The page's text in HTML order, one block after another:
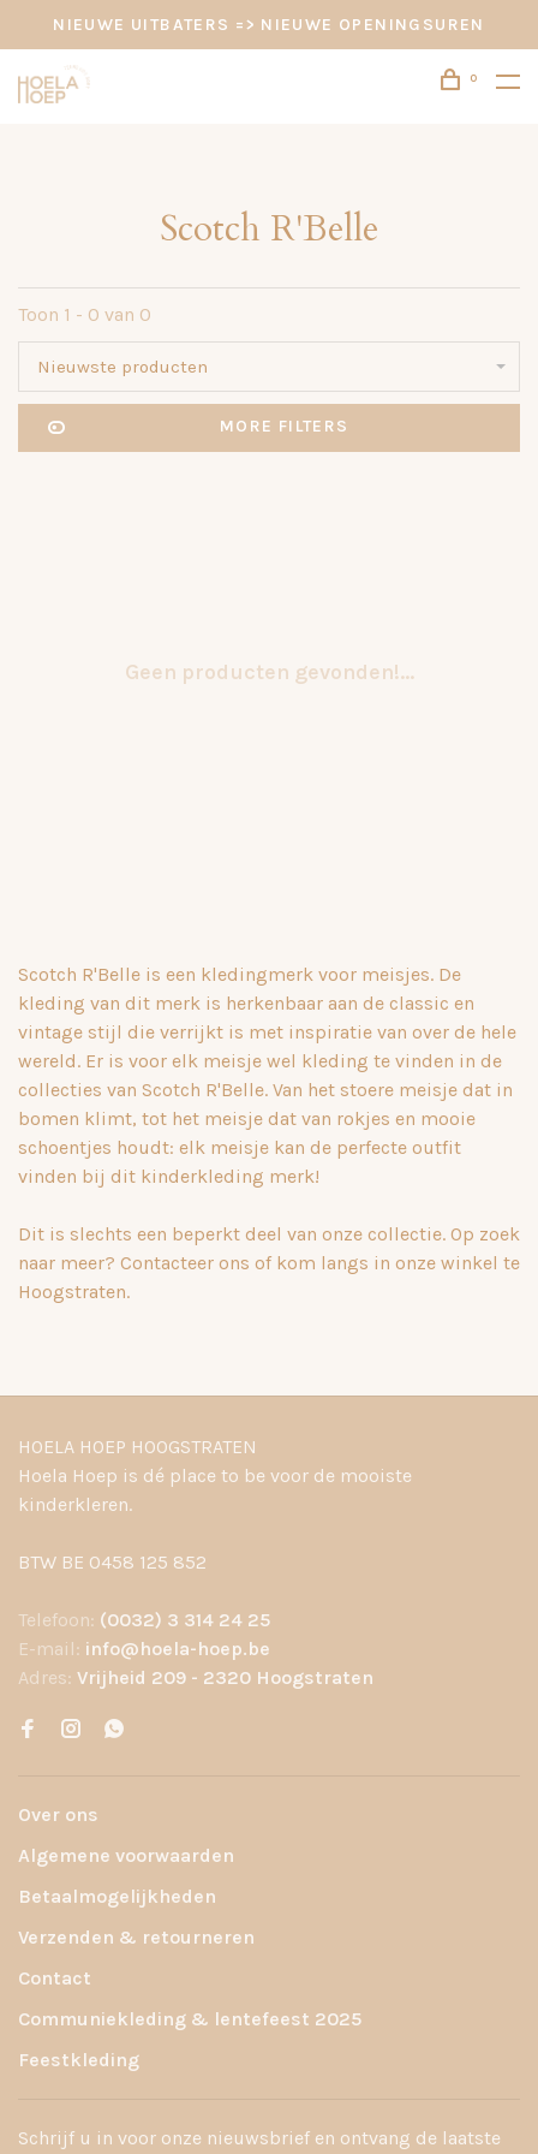
NIEUWE UITBATERS => NIEUWE OPENINGSUREN
0
Scotch R'Belle
Toon 1 - 0 van 0
Nieuwste producten
MORE FILTERS
Geen producten gevonden!...
Scotch R'Belle is een kledingmerk voor meisjes. De
kleding van dit merk is herkenbaar aan de classic en
vintage stijl die verrijkt is met inspiratie van over de hele
wereld. Er is voor elk meisje wel kleding te vinden in de
collecties van Scotch R'Belle. Van het stoere meisje dat in
bomen klimt, tot het meisje dat van rokjes en mooie
schoentjes houdt: elk meisje kan de perfecte outfit
vinden bij dit kinderkleding merk!
Dit is slechts een beperkt deel van onze collectie. Op zoek
naar meer? Contacteer ons of kom langs in onze winkel te
Hoogstraten.
HOELA HOEP HOOGSTRATEN
Hoela Hoep is dé place to be voor de mooiste
kinderkleren.
BTW BE 0458 125 852
Telefoon: (0032) 3 314 24 25
E-mail: info@hoela-hoep.be
Adres: Vrijheid 209 - 2320 Hoogstraten
Over ons
Algemene voorwaarden
Betaalmogelijkheden
Verzenden & retourneren
Contact
Communiekleding & lentefeest 2025
Feestkleding
Schrijf u in voor onze nieuwsbrief en ontvang de laatste